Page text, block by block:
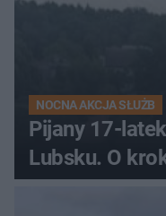
NOCNA AKCJA SŁUŻB
Pijany 17-
Lubsku. O